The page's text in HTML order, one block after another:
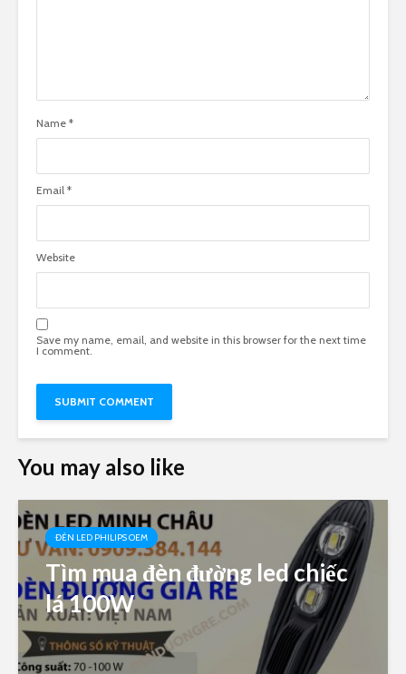
Name *
Email *
Website
Save my name, email, and website in this browser for the next time
I comment.
You may also like
ĐÈN LED PHILIPS OEM
Tìm mua đèn đường led chiếc
lá 100W